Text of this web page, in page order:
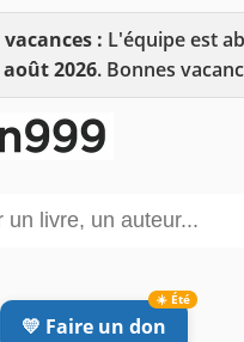
: L'équipe est
août 2026. Bonnes
💛 Faire un don